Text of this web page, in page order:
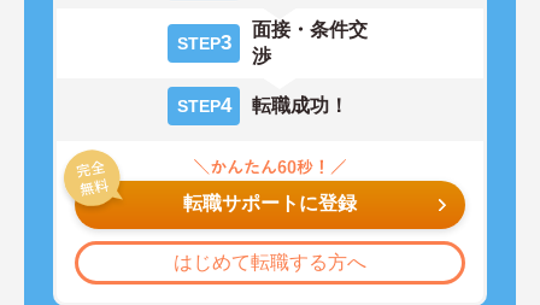
STEP3
面接・条件交
渉
STEP4 転職成功！
転職サポートに登録
はじめて転職する方へ